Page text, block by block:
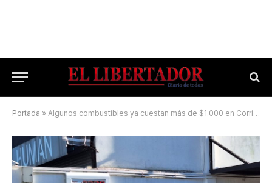
Portada » Algunos combustibles ya cuestan más de $1.000 en Corrientes